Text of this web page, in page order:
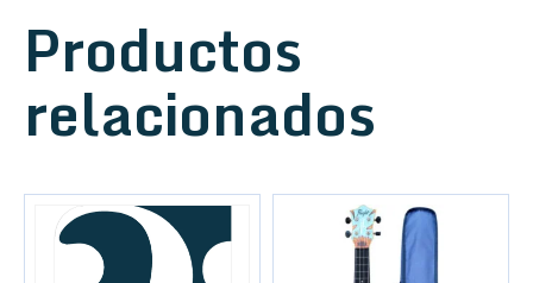
Productos
relacionados